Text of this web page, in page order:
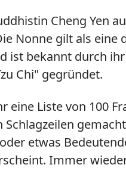
Cheng Yen
Nonne gilt als
ist bekannt durch
Chi" gegründet.
eine Liste von 100
etwas
Immer